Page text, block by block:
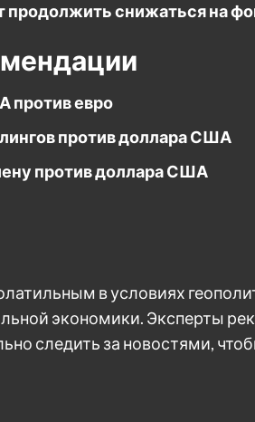
продолжить снижаться на
против евро
против доллара США
против доллара США
в условиях
экономики. Эксперты
следить за новостями,